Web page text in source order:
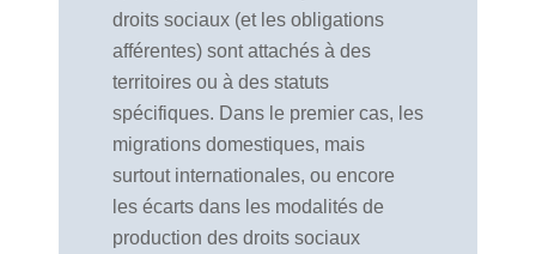
droits sociaux (et les obligations
afférentes) sont attachés à des
territoires ou à des statuts
spécifiques. Dans le premier cas, les
migrations domestiques, mais
surtout internationales, ou encore
les écarts dans les modalités de
production des droits sociaux